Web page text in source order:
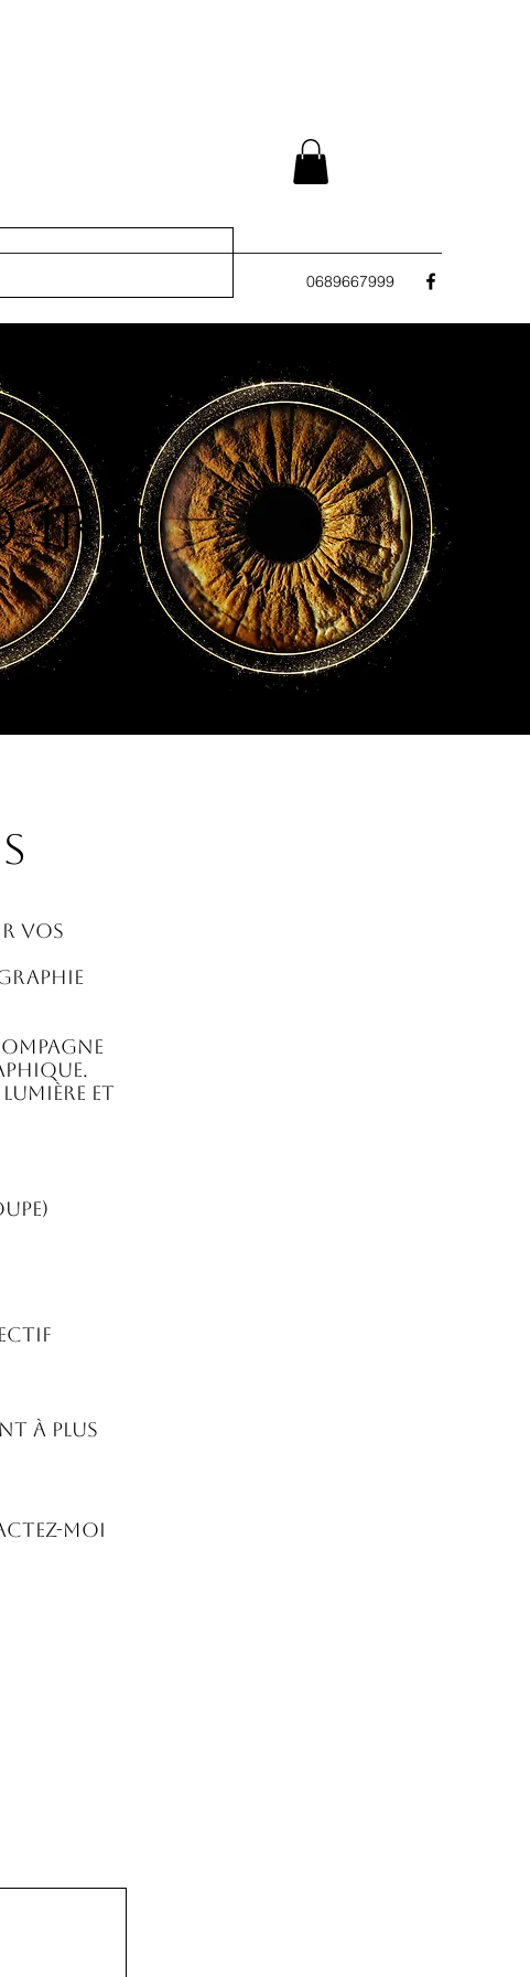
0689667999
IRIS
vos
et
à plus
moi